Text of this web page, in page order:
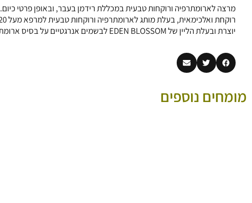
מרצה לארומתרפיה ורוקחות טבעית במכללת רידמן בעבר, ובאופן פרטי כיום.
רוקחת ואלכימאית, בעלת מותג לארומתרפיה ורוקחות טבעית למרפא מעל 20 שנה.
יוצרת ובעלת הליין של EDEN BLOSSOM לבשמים אנרגטיים על בסיס ארומתרפיה, קריסטלים ואלכימיה.
מומחים נוספים